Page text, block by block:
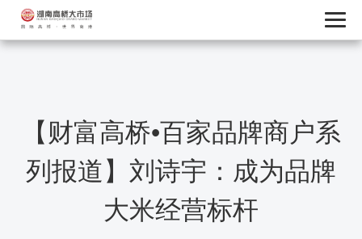
【财富高桥•百家品牌商户系
列报道】刘诗宇：成为品牌
大米经营标杆